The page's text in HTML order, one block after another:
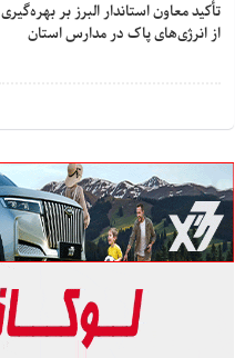
تأکید معاون استاندار البرز بر بهره‌گیری
از انرژی‌های پاک در مدارس استان